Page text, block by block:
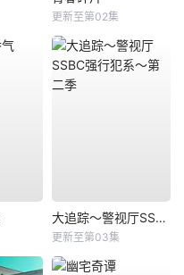
更新至第02集
大追踪〜警视厅SSBC强行犯系〜第二季
更新至第03集